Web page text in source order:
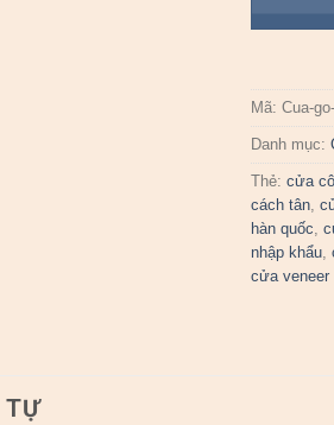
Mã:Cua-
Danh mục:
Thẻ:cửa
cách tân,
hàn quốc,
nhập khẩu,
cửa veneer
TỰ